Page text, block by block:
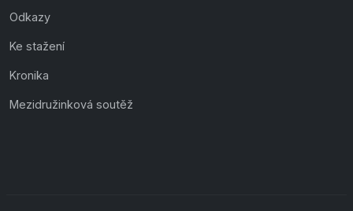
Odkazy
Ke stažení
Kronika
Mezidružinková soutěž